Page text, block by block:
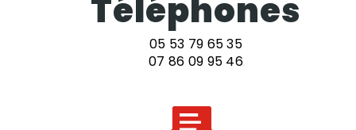
Téléphones
05 53 79 65 35
07 86 09 95 46